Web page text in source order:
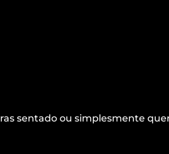
sentado ou simplesmente